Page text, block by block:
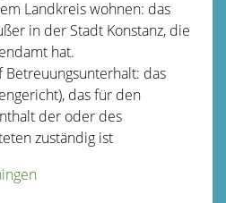
Landkreis wohnen: das
in der Stadt Konstanz, die
hat.
Betreuungsunterhalt: das
das für den
der oder des
zuständig ist